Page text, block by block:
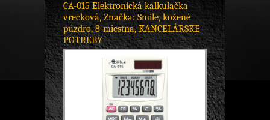
CA-015 Elektronická kalkulačka
vrecková, Značka: Smile, kožené
púzdro, 8-miestna, KANCELÁRSKE
POTREBY